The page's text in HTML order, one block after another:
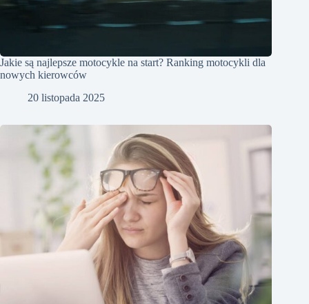
Jakie są najlepsze motocykle na start? Ranking motocykli dla
nowych kierowców
20 listopada 2025